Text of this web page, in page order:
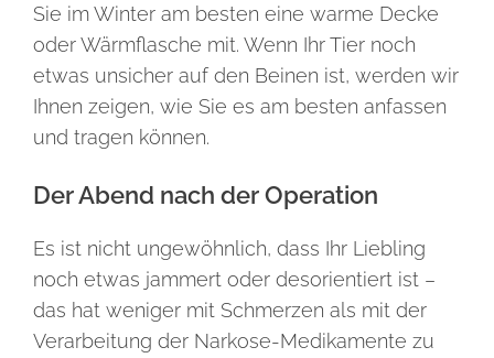
Sie im Winter am besten eine warme Decke
oder Wärmflasche mit. Wenn Ihr Tier noch
etwas unsicher auf den Beinen ist, werden wir
Ihnen zeigen, wie Sie es am besten anfassen
und tragen können.
Der Abend nach der Operation
Es ist nicht ungewöhnlich, dass Ihr Liebling
noch etwas jammert oder desorientiert ist –
das hat weniger mit Schmerzen als mit der
Verarbeitung der Narkose-Medikamente zu